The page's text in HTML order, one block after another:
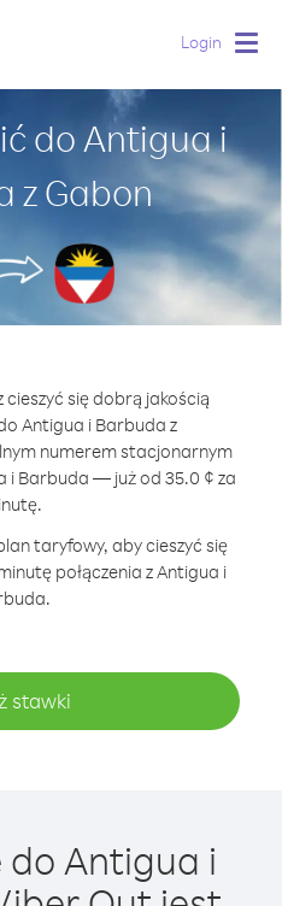
Login
do Antigua i
z Gabon
cieszyć się dobrą jakością
Antigua i Barbuda z
numerem stacjonarnym
i Barbuda — już od 35.0 ¢ za
taryfowy, aby cieszyć się
połączenia z Antigua i
stawki
do Antigua i